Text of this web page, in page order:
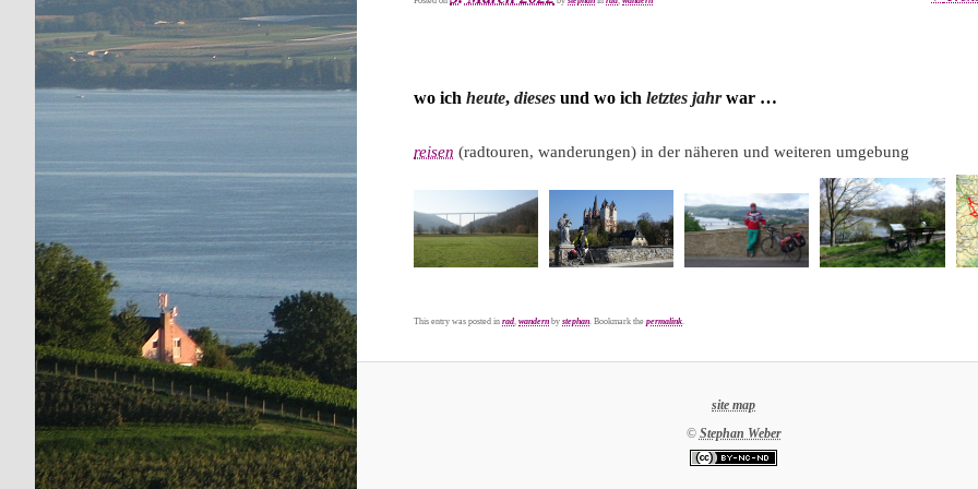
wo ichheute,dieses und wo ichletztes jahrwar …
reisen (radtouren, wanderungen) in der näheren und weiteren umgebung
This entry was posted inrad ,wandern bystephan . Bookmark thepermalink
site map
© Stephan Weber